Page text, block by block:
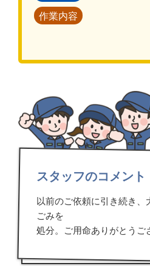
作業内容
スタッフのコメント
以前のご依頼に引き続き、
ごみを
処分。ご用命ありがとうご